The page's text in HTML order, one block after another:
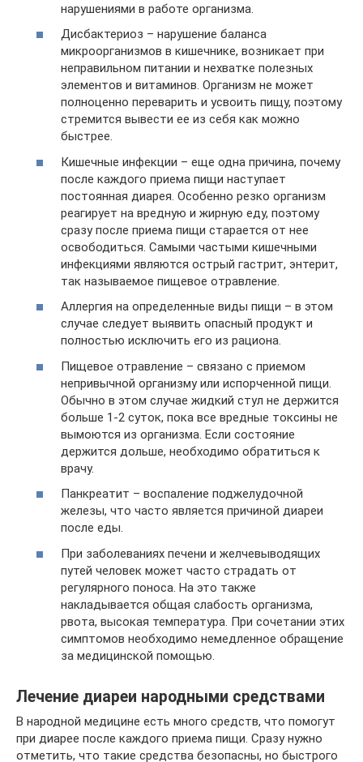
нарушениями в работе организма.
Дисбактериоз – нарушение баланса
микроорганизмов в кишечнике, возникает при
неправильном питании и нехватке полезных
элементов и витаминов. Организм не может
полноценно переварить и усвоить пищу, поэтому
стремится вывести ее из себя как можно
быстрее.
Кишечные инфекции – еще одна причина, почему
после каждого приема пищи наступает
постоянная диарея. Особенно резко организм
реагирует на вредную и жирную еду, поэтому
сразу после приема пищи старается от нее
освободиться. Самыми частыми кишечными
инфекциями являются острый гастрит, энтерит,
так называемое пищевое отравление.
Аллергия на определенные виды пищи – в этом
случае следует выявить опасный продукт и
полностью исключить его из рациона.
Пищевое отравление – связано с приемом
непривычной организму или испорченной пищи.
Обычно в этом случае жидкий стул не держится
больше 1-2 суток, пока все вредные токсины не
вымоются из организма. Если состояние
держится дольше, необходимо обратиться к
врачу.
Панкреатит – воспаление поджелудочной
железы, что часто является причиной диареи
после еды.
При заболеваниях печени и желчевыводящих
путей человек может часто страдать от
регулярного поноса. На это также
накладывается общая слабость организма,
рвота, высокая температура. При сочетании этих
симптомов необходимо немедленное обращение
за медицинской помощью.
Лечение диареи народными средствами
В народной медицине есть много средств, что помогут
при диарее после каждого приема пищи. Сразу нужно
отметить, что такие средства безопасны, но быстрого